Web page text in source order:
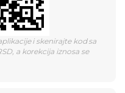
i skenirajte kod sa
a korekcija iznosa se